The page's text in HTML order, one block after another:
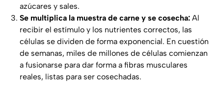
azúcares y sales.
Se multiplica la muestra de carne y se cosecha: Al
recibir el estímulo y los nutrientes correctos, las
células se dividen de forma exponencial. En cuestión
de semanas, miles de millones de células comienzan
a fusionarse para dar forma a fibras musculares
reales, listas para ser cosechadas.